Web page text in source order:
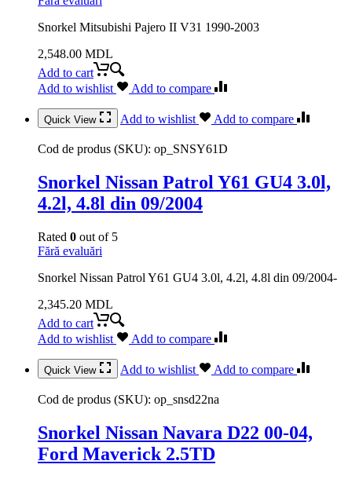
Snorkel Mitsubishi Pajero II V31 1990-2003
2,548.00 MDL
Add to cart
Add to wishlist
Add to compare
Quick View Add to wishlist Add to compare
Cod de produs (SKU): op_SNSY61D
Snorkel Nissan Patrol Y61 GU4 3.0l,
4.2l, 4.8l din 09/2004
Rated 0 out of 5
Fără evaluări
Snorkel Nissan Patrol Y61 GU4 3.0l, 4.2l, 4.8l din 09/2004-
2,345.20 MDL
Add to cart
Add to wishlist
Add to compare
Quick View Add to wishlist Add to compare
Cod de produs (SKU): op_snsd22na
Snorkel Nissan Navara D22 00-04,
Ford Maverick 2.5TD